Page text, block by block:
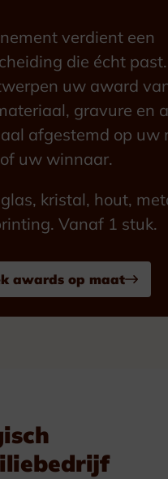
verdient een
die écht past.
uw award
gravure en
afgestemd op uw
uw winnaar.
kristal, hout,
Vanaf 1 stuk.
awards op maat